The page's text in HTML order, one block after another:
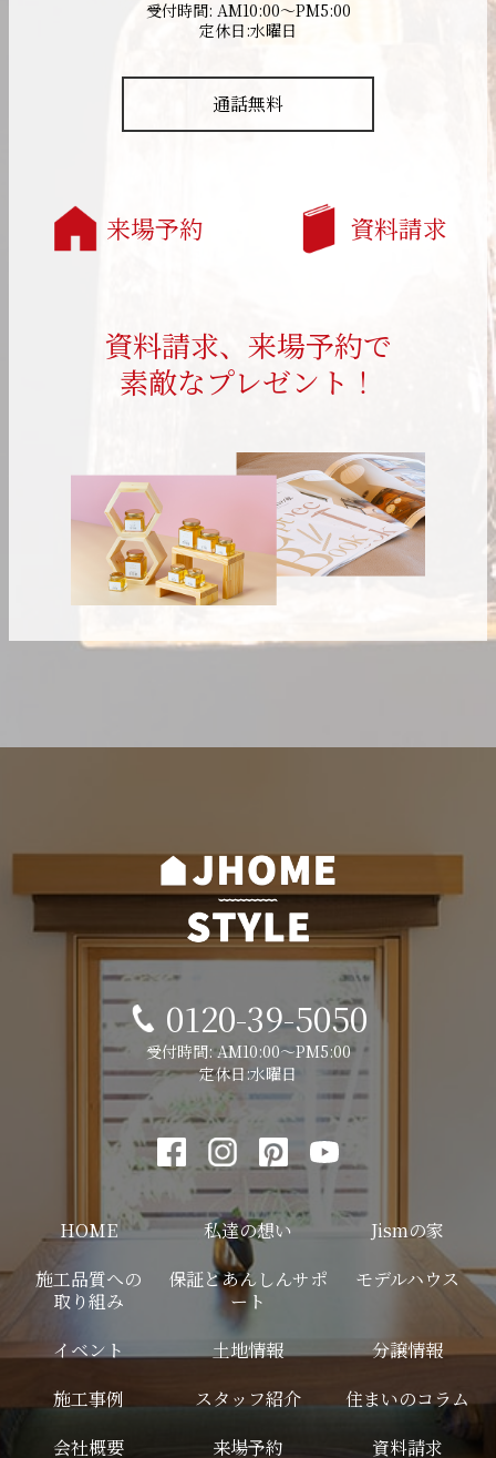
受付時間: AM10:00～PM5:00
定休日:水曜日
通話無料
来場予約 資料請求
資料請求、来場予約で
素敵なプレゼント！
0120-39-5050
受付時間: AM10:00～PM5:00
定休日:水曜日
HOME 私達の想い
Jismの家
施工品質への
取り組み
保証とあんしんサポ
ート
モデルハウス
イベント 土地情報
分譲情報
施工事例
スタッフ紹介
住まいのコラム
会社概要
来場予約 資料請求